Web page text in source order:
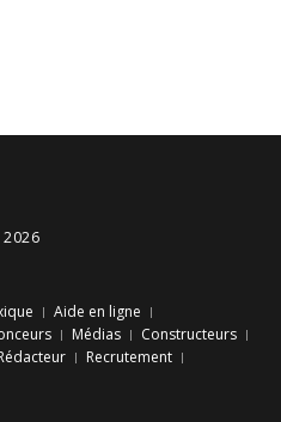
Aide en ligne
Médias
Constructeurs
Recrutement